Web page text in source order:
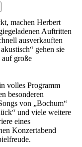
machen Herbert
Auftritten
ausverkauften
gehen sie
große
volles Programm
besonderen
von „Bochum“
und viele weitere
eines
Konzertabend